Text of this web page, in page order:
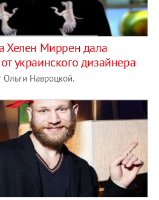
Хелен Миррен дала
украинского дизайнера
Ольги Навроцкой.